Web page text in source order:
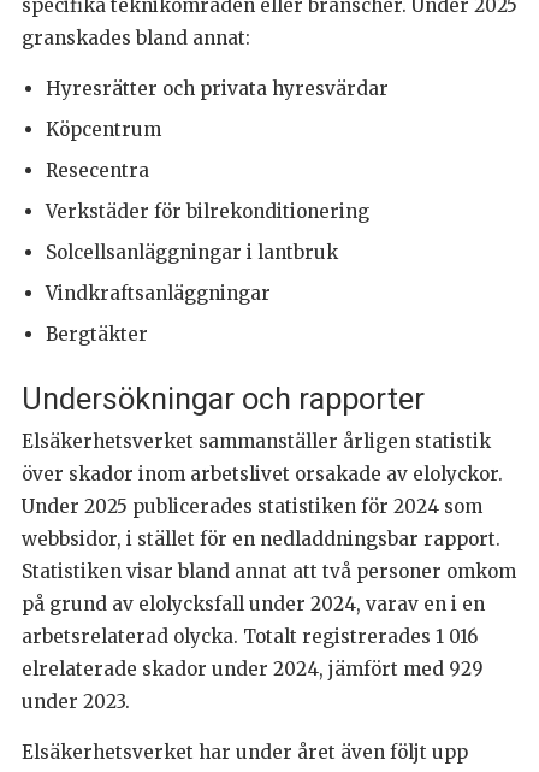
specifika teknikområden eller branscher. Under 2025
granskades bland annat:
Hyresrätter och privata hyresvärdar
Köpcentrum
Resecentra
Verkstäder för bilrekonditionering
Solcellsanläggningar i lantbruk
Vindkraftsanläggningar
Bergtäkter
Undersökningar och rapporter
Elsäkerhetsverket sammanställer årligen statistik
över skador inom arbetslivet orsakade av elolyckor.
Under 2025 publicerades statistiken för 2024 som
webbsidor, i stället för en nedladdningsbar rapport.
Statistiken visar bland annat att två personer omkom
på grund av elolycksfall under 2024, varav en i en
arbetsrelaterad olycka. Totalt registrerades 1 016
elrelaterade skador under 2024, jämfört med 929
under 2023.
Elsäkerhetsverket har under året även följt upp